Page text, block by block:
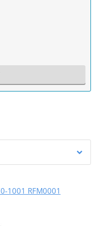
1001 RFM0001